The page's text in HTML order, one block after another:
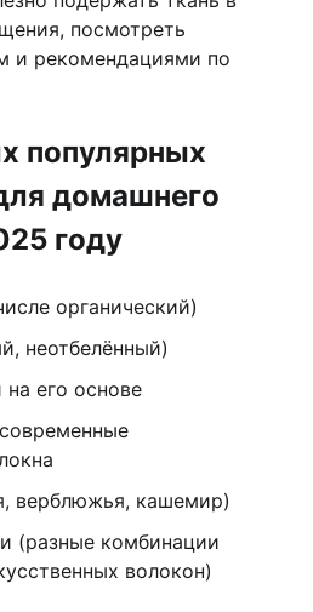
посмотреть
и рекомендациями по
популярных
домашнего
году
органический)
неотбелённый)
его основе
верблюжья, кашемир)
(разные комбинации
волокон)